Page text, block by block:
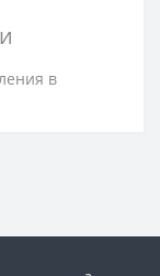
в
Это стало